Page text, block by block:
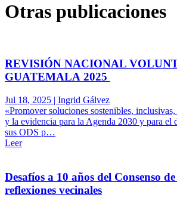
Otras publicaciones
REVISIÓN NACIONAL
GUATEMALA 2025
Jul 18, 2025 | Ingrid Gálvez
«Promover soluciones sostenibles, inclusivas,
y la evidencia para la Agenda 2030 y para el
sus ODS p…
Leer
Desafíos a 10 años del Consenso
reflexiones vecinales